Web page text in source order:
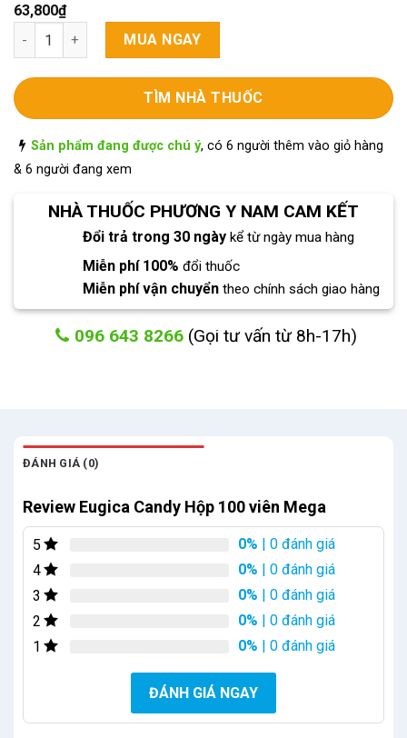
63,800₫
Eugica Candy Hộp 100 viên Mega số lượng
MUA NGAY
TÌM NHÀ THUỐC
Sản phẩm đang được chú ý, có 6 người thêm vào giỏ hàng
& 6 người đang xem
NHÀ THUỐC PHƯƠNG Y NAM CAM KẾT
Đổi trả trong 30 ngày kể từ ngày mua hàng
Miễn phí 100% đổi thuốc
Miễn phí vận chuyển theo chính sách giao hàng
096 643 8266 (Gọi tư vấn từ 8h-17h)
ĐÁNH GIÁ (0)
Review Eugica Candy Hộp 100 viên Mega
5 0% | 0 đánh giá
4
0% | 0 đánh giá
3
0% | 0 đánh giá
2
0% | 0 đánh giá
1
0% | 0 đánh giá
ĐÁNH GIÁ NGAY